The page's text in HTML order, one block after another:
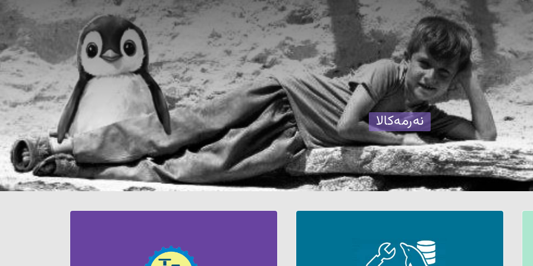
نەرمەکالا